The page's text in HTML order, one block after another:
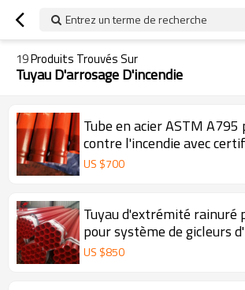
Entrez un terme de recherche
19Produits Trouvés Sur
Tuyau D'arrosage D'incendie
Tube en acier ASTM
contre l'incendie avec
US $700
Tuyau d'extrémité rainuré
pour système de gicleurs
US $850